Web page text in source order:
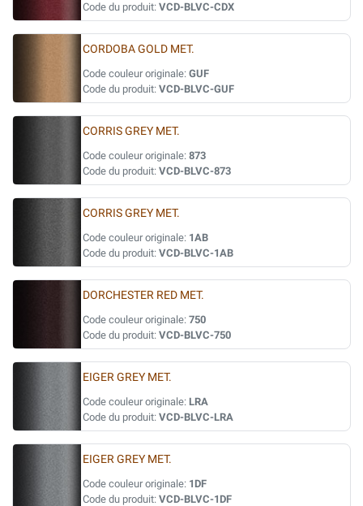
Code du produit: VCD-BLVC-CDX
CORDOBA GOLD MET.
Code couleur originale: GUF
Code du produit: VCD-BLVC-GUF
CORRIS GREY MET.
Code couleur originale: 873
Code du produit: VCD-BLVC-873
CORRIS GREY MET.
Code couleur originale: 1AB
Code du produit: VCD-BLVC-1AB
DORCHESTER RED MET.
Code couleur originale: 750
Code du produit: VCD-BLVC-750
EIGER GREY MET.
Code couleur originale: LRA
Code du produit: VCD-BLVC-LRA
EIGER GREY MET.
Code couleur originale: 1DF
Code du produit: VCD-BLVC-1DF